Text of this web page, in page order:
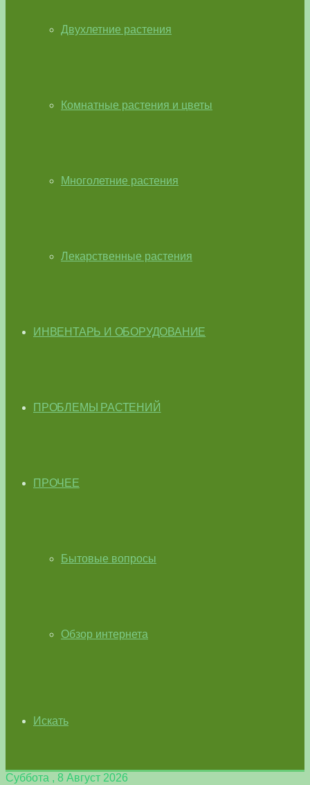
Двухлетние растения
Комнатные растения и цветы
Многолетние растения
Лекарственные растения
ИНВЕНТАРЬ И ОБОРУДОВАНИЕ
ПРОБЛЕМЫ РАСТЕНИЙ
ПРОЧЕЕ
Бытовые вопросы
Обзор интернета
Искать
Суббота , 8 Август 2026